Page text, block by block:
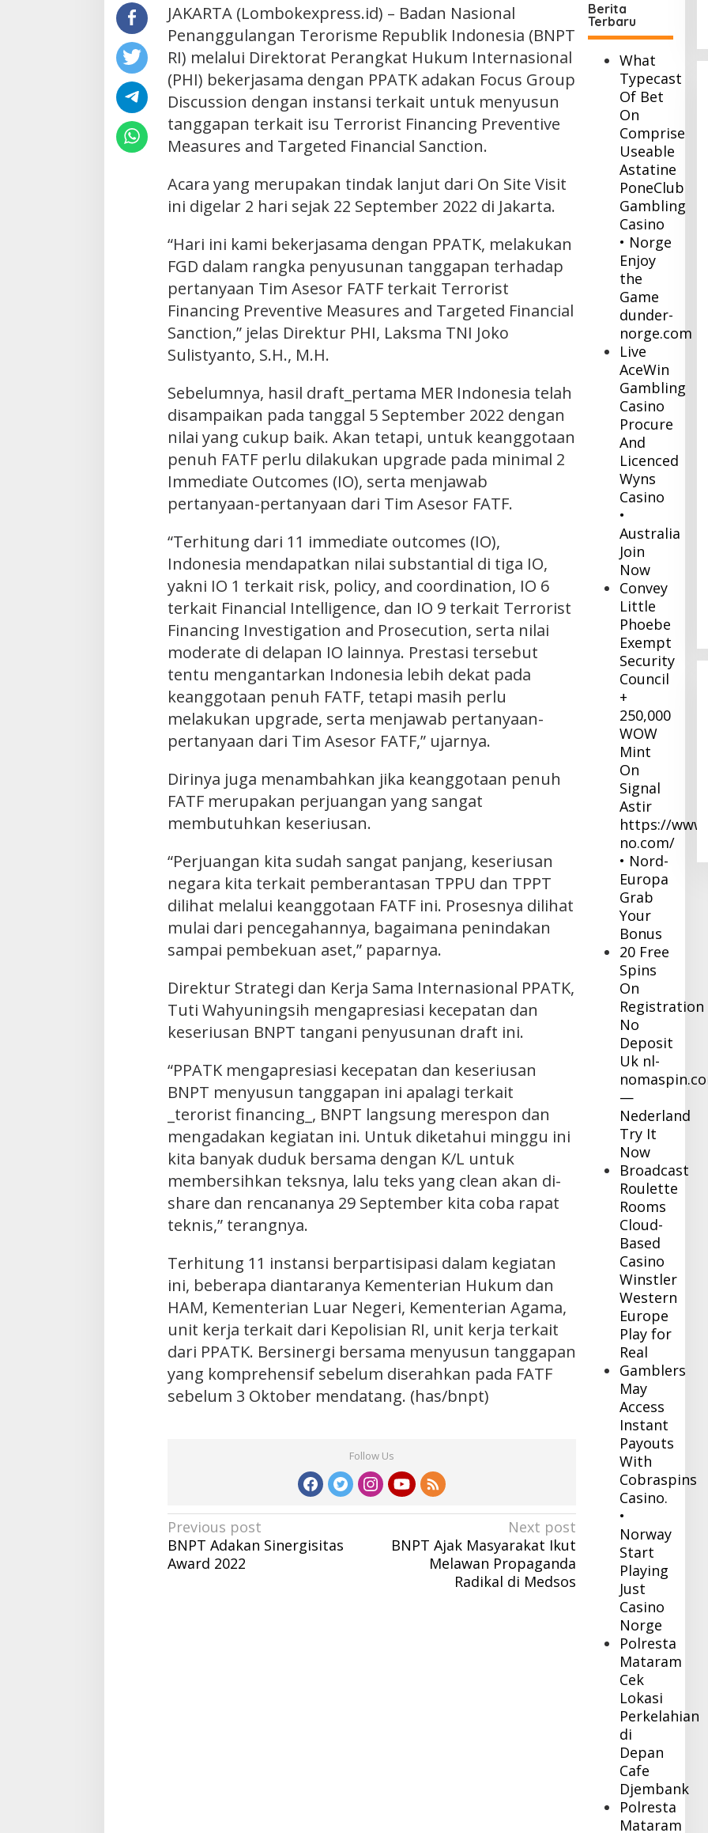
JAKARTA (Lombokexpress.id) – Badan Nasional
Penanggulangan Terorisme Republik Indonesia (BNPT
RI) melalui Direktorat Perangkat Hukum Internasional
(PHI) bekerjasama dengan PPATK adakan Focus Group
Discussion dengan instansi terkait untuk menyusun
tanggapan terkait isu Terrorist Financing Preventive
Measures and Targeted Financial Sanction.
Acara yang merupakan tindak lanjut dari On Site Visit
ini digelar 2 hari sejak 22 September 2022 di Jakarta.
“Hari ini kami bekerjasama dengan PPATK, melakukan
FGD dalam rangka penyusunan tanggapan terhadap
pertanyaan Tim Asesor FATF terkait Terrorist
Financing Preventive Measures and Targeted Financial
Sanction,” jelas Direktur PHI, Laksma TNI Joko
Sulistyanto, S.H., M.H.
Sebelumnya, hasil draft_pertama MER Indonesia telah
disampaikan pada tanggal 5 September 2022 dengan
nilai yang cukup baik. Akan tetapi, untuk keanggotaan
penuh FATF perlu dilakukan upgrade pada minimal 2
Immediate Outcomes (IO), serta menjawab
pertanyaan-pertanyaan dari Tim Asesor FATF.
“Terhitung dari 11 immediate outcomes (IO),
Indonesia mendapatkan nilai substantial di tiga IO,
yakni IO 1 terkait risk, policy, and coordination, IO 6
terkait Financial Intelligence, dan IO 9 terkait Terrorist
Financing Investigation and Prosecution, serta nilai
moderate di delapan IO lainnya. Prestasi tersebut
tentu mengantarkan Indonesia lebih dekat pada
keanggotaan penuh FATF, tetapi masih perlu
melakukan upgrade, serta menjawab pertanyaan-
pertanyaan dari Tim Asesor FATF,” ujarnya.
Dirinya juga menambahkan jika keanggotaan penuh
FATF merupakan perjuangan yang sangat
membutuhkan keseriusan.
“Perjuangan kita sudah sangat panjang, keseriusan
negara kita terkait pemberantasan TPPU dan TPPT
dilihat melalui keanggotaan FATF ini. Prosesnya dilihat
mulai dari pencegahannya, bagaimana penindakan
sampai pembekuan aset,” paparnya.
Direktur Strategi dan Kerja Sama Internasional PPATK,
Tuti Wahyuningsih mengapresiasi kecepatan dan
keseriusan BNPT tangani penyusunan draft ini.
“PPATK mengapresiasi kecepatan dan keseriusan
BNPT menyusun tanggapan ini apalagi terkait
_terorist financing_, BNPT langsung merespon dan
mengadakan kegiatan ini. Untuk diketahui minggu ini
kita banyak duduk bersama dengan K/L untuk
membersihkan teksnya, lalu teks yang clean akan di-
share dan rencananya 29 September kita coba rapat
teknis,” terangnya.
Terhitung 11 instansi berpartisipasi dalam kegiatan
ini, beberapa diantaranya Kementerian Hukum dan
HAM, Kementerian Luar Negeri, Kementerian Agama,
unit kerja terkait dari Kepolisian RI, unit kerja terkait
dari PPATK. Bersinergi bersama menyusun tanggapan
yang komprehensif sebelum diserahkan pada FATF
sebelum 3 Oktober mendatang. (has/bnpt)
Follow Us
Post
navigation
Previous post
BNPT Adakan Sinergisitas
Award 2022
Next post
BNPT Ajak Masyarakat Ikut
Melawan Propaganda
Radikal di Medsos
Berita
Terbaru
What
Typecast
Of Bet
On
Comprise
Useable
Astatine
PoneClub
Gambling
Casino
• Norge
Enjoy
the
Game
dunder-
norge.com
Live
AceWin
Gambling
Casino
Procure
And
Licenced
Wyns
Casino
•
Australia
Join
Now
Convey
Little
Phoebe
Exempt
Security
Council
+
250,000
WOW
Mint
On
Signal
Astir
https://
no.com/
• Nord-
Europa
Grab
Your
Bonus
20 Free
Spins
On
Registration
No
Deposit
Uk nl-
—
Nederland
Try It
Now
Broadcast
Roulette
Rooms
Cloud-
Based
Casino
Winstler
Western
Europe
Play for
Real
Gamblers
May
Access
Instant
Payouts
With
Cobraspins
Casino.
•
Norway
Start
Playing
Just
Casino
Norge
Polresta
Mataram
Cek
Lokasi
Perkelahian
di
Depan
Cafe
Djembank
Polresta
Mataram
Pj Bupati Inhil Sambangi BNPB,
Konsultasi Dana Hibah Rehabilitasi
dan Konstruksi Pascabencana